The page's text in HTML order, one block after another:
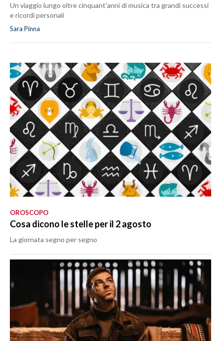
Un viaggio lungo oltre cinquant’anni di musica tra grandi successi
e ricordi personali
Sara Pinna
OROSCOPO
Cosa dicono le stelle per il 2 agosto
La giornata segno per segno